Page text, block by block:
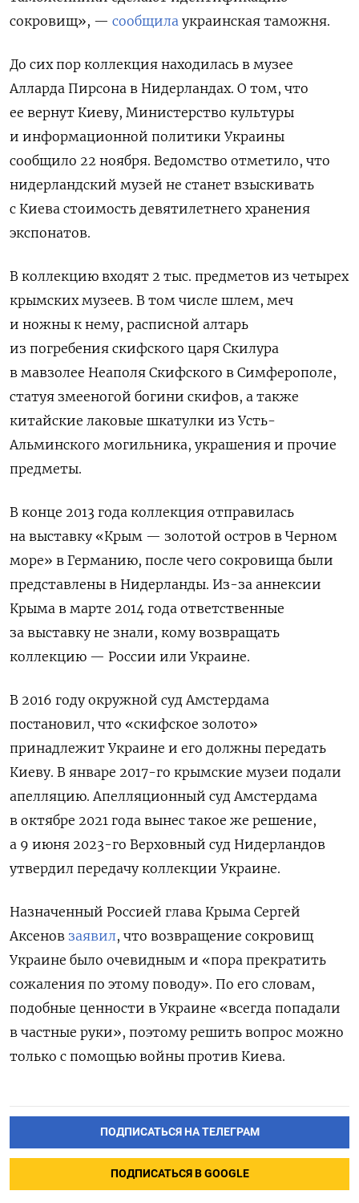
сокровищ», — сообщила украинская таможня.
До сих пор коллекция находилась в музее
Алларда Пирсона в Нидерландах. О том, что
ее вернут Киеву, Министерство культуры
и информационной политики Украины
сообщило 22 ноября. Ведомство отметило, что
нидерландский музей не станет взыскивать
с Киева стоимость девятилетнего хранения
экспонатов.
В коллекцию входят 2 тыс. предметов из четырех
крымских музеев. В том числе шлем, меч
и ножны к нему, расписной алтарь
из погребения скифского царя Скилура
в мавзолее Неаполя Скифского в Симферополе,
статуя змееногой богини скифов, а также
китайские лаковые шкатулки из Усть-
Альминского могильника, украшения и прочие
предметы.
В конце 2013 года коллекция отправилась
на выставку «Крым — золотой остров в Черном
море» в Германию, после чего сокровища были
представлены в Нидерланды. Из-за аннексии
Крыма в марте 2014 года ответственные
за выставку не знали, кому возвращать
коллекцию — России или Украине.
В 2016 году окружной суд Амстердама
постановил, что «скифское золото»
принадлежит Украине и его должны передать
Киеву. В январе 2017-го крымские музеи подали
апелляцию. Апелляционный суд Амстердама
в октябре 2021 года вынес такое же решение,
а 9 июня 2023-го Верховный суд Нидерландов
утвердил передачу коллекции Украине.
Назначенный Россией глава Крыма Сергей
Аксенов заявил, что возвращение сокровищ
Украине было очевидным и «пора прекратить
сожаления по этому поводу». По его словам,
подобные ценности в Украине «всегда попадали
в частные руки», поэтому решить вопрос можно
только с помощью войны против Киева.
ПОДПИСАТЬСЯ НА ТЕЛЕГРАМ
ПОДПИСАТЬСЯ В GOOGLE